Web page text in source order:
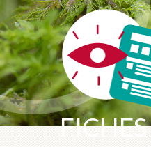
FICHES
Panneau de gestion des cookies